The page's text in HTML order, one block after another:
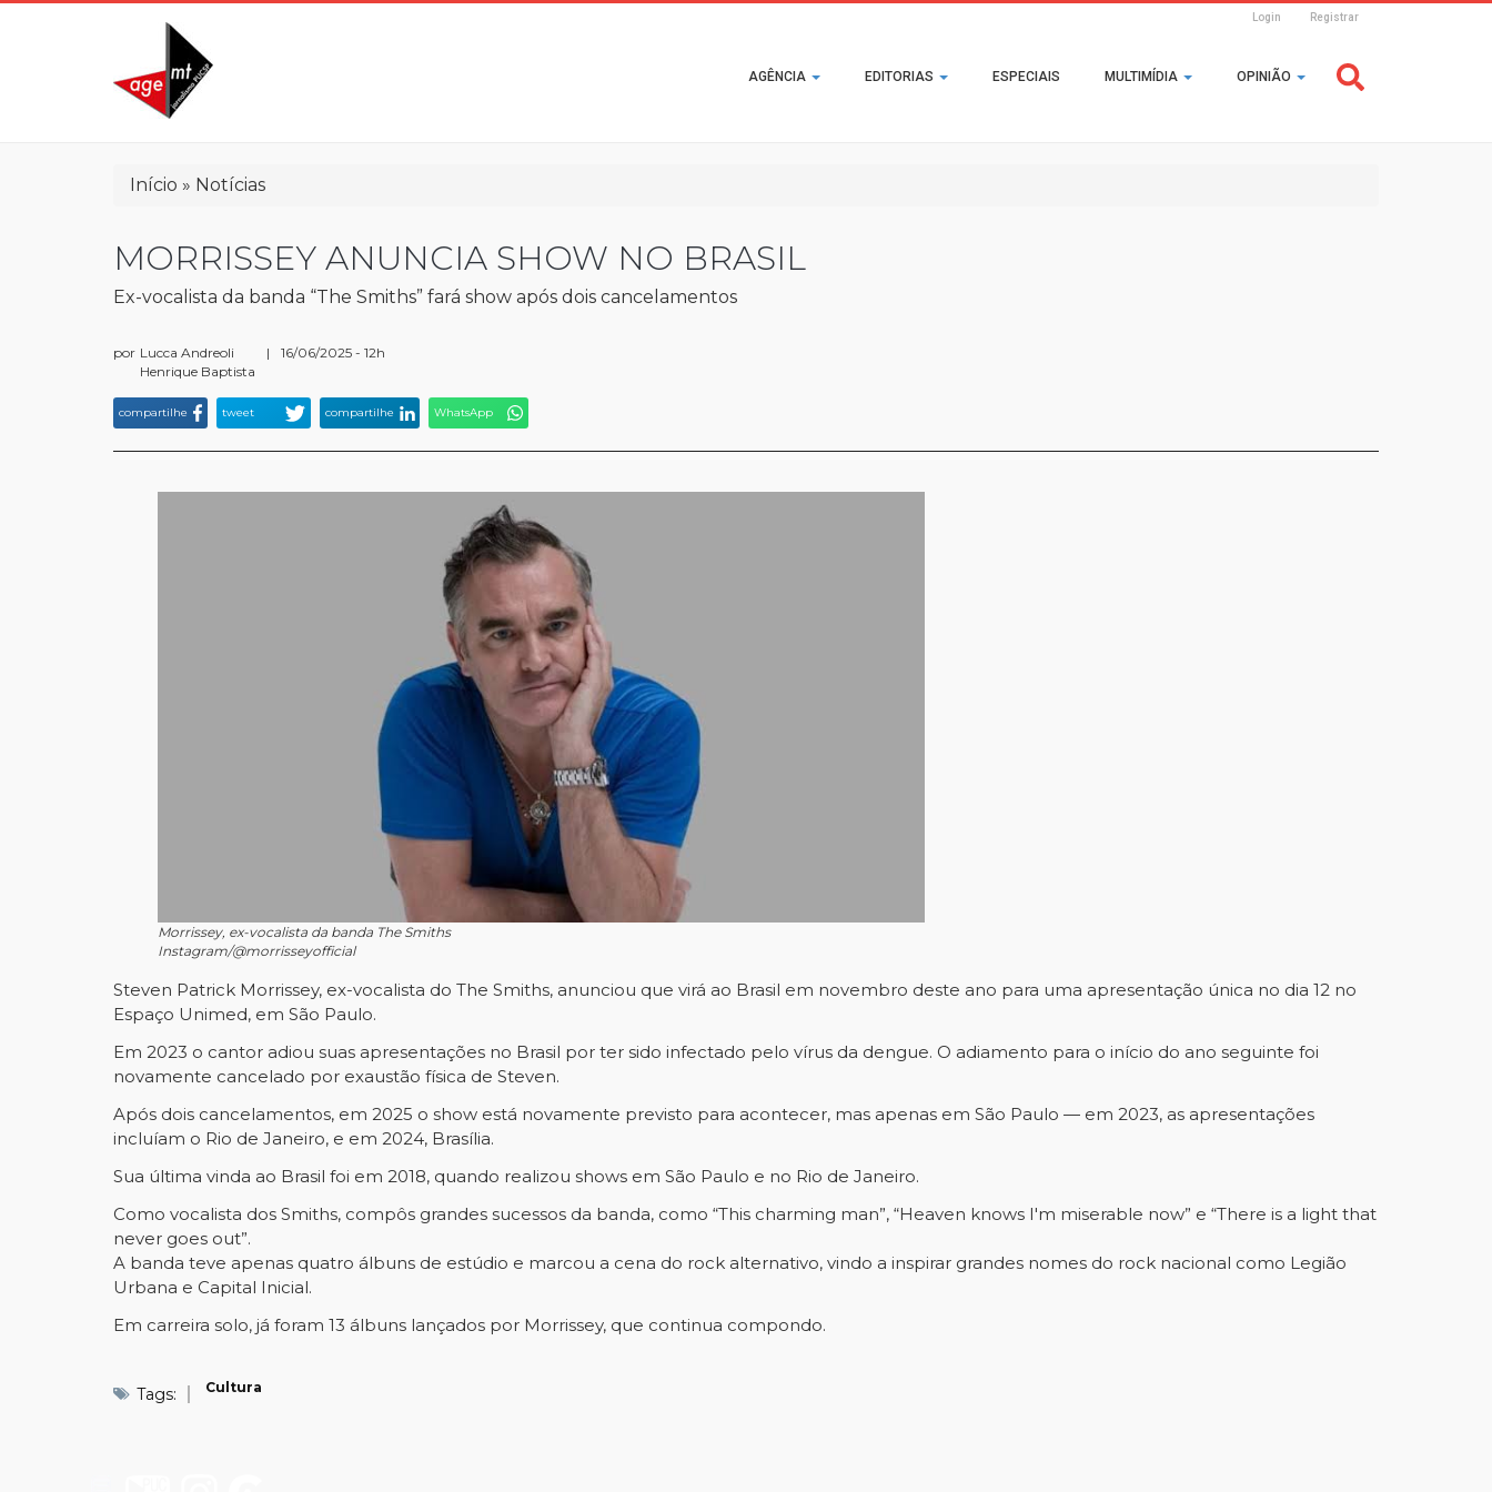
Login Registrar
Main
navigation
AGÊNCIA EDITORIAS ESPECIAIS MULTIMÍDIA OPINIÃO
Trilha
navegação
Início Notícias
MORRISSEY ANUNCIA SHOW NO BRASIL
Ex-vocalista da banda “The Smiths” fará show após dois cancelamentos
por Lucca Andreoli
Henrique Baptista
| 16/06/2025 - 12h
compartilhe tweet compartilhe WhatsApp
Morrissey, ex-vocalista da banda The Smiths
Instagram/@morrisseyofficial
Steven Patrick Morrissey, ex-vocalista do The Smiths, anunciou que virá ao Brasil em novembro deste ano para uma apresentação única no dia 12 no
Espaço Unimed, em São Paulo.
Em 2023 o cantor adiou suas apresentações no Brasil por ter sido infectado pelo vírus da dengue. O adiamento para o início do ano seguinte foi
novamente cancelado por exaustão física de Steven.
Após dois cancelamentos, em 2025 o show está novamente previsto para acontecer, mas apenas em São Paulo — em 2023, as apresentações
incluíam o Rio de Janeiro, e em 2024, Brasília.
Sua última vinda ao Brasil foi em 2018, quando realizou shows em São Paulo e no Rio de Janeiro.
Como vocalista dos Smiths, compôs grandes sucessos da banda, como “This charming man”, “Heaven knows I'm miserable now” e “There is a light that
never goes out”.
A banda teve apenas quatro álbuns de estúdio e marcou a cena do rock alternativo, vindo a inspirar grandes nomes do rock nacional como Legião
Urbana e Capital Inicial.
Em carreira solo, já foram 13 álbuns lançados por Morrissey, que continua compondo.
Tags: Cultura